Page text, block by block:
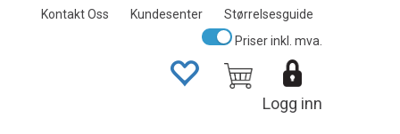
Kontakt Oss Kundesenter Størrelsesguide
Logg inn
Priser inkl. mva.